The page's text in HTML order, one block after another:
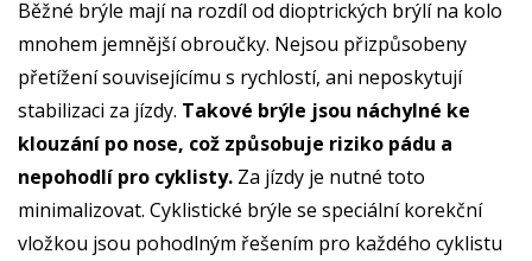
Běžné brýle mají na rozdíl od dioptrických brýlí na kolo
mnohem jemnější obroučky. Nejsou přizpůsobeny
přetížení souvisejícímu s rychlostí, ani neposkytují
stabilizaci za jízdy. Takové brýle jsou náchylné ke
klouzání po nose, což způsobuje riziko pádu a
nepohodlí pro cyklisty. Za jízdy je nutné toto
minimalizovat. Cyklistické brýle se speciální korekční
vložkou jsou pohodlným řešením pro každého cyklistu